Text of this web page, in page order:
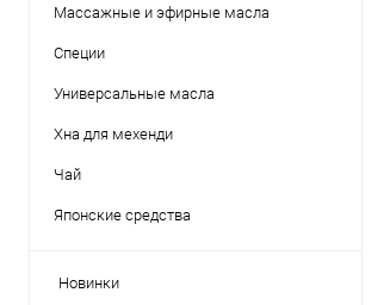
Массажные и эфирные масла
Специи
Универсальные масла
Хна для мехенди
Чай
Японские средства
Новинки